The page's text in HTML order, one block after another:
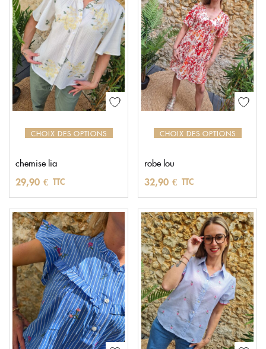
CHOIX DES OPTIONS
chemise lia
29,90 € TTC
CHOIX DES OPTIONS
robe lou
32,90 € TTC